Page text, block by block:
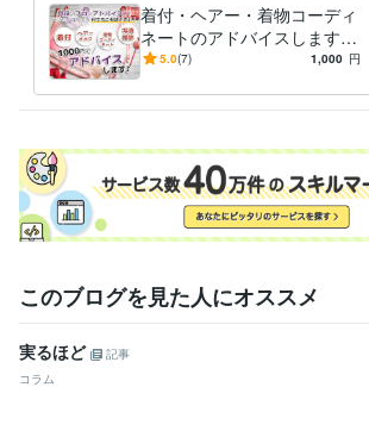
着付・ヘアー・着物コーディ
ネートのアドバイスします
現役のプロがアドバイス！七
下さい！
5.0(7) 1,000 円
このブログを見た人にオススメ
実るほど
記事
コラム